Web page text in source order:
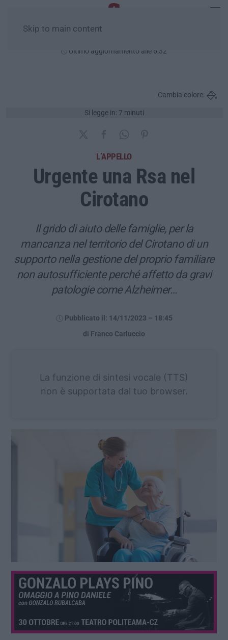
Skip to main content
Ultimo aggiornamento alle 6:32
Si legge in: 7 minuti
Cambia colore:
L’APPELLO
Urgente una Rsa nel
Cirotano
Il grido di aiuto delle famiglie, per la
mancanza nel territorio del Cirotano di un
supporto nella gestione del proprio familiare
non autosufficiente perché affetto da gravi
patologie come Alzheimer…
Pubblicato il: 14/11/2023 – 18:45
di Franco Carluccio
La funzione di sintesi vocale (TTS)
non è supportata dal tuo browser.